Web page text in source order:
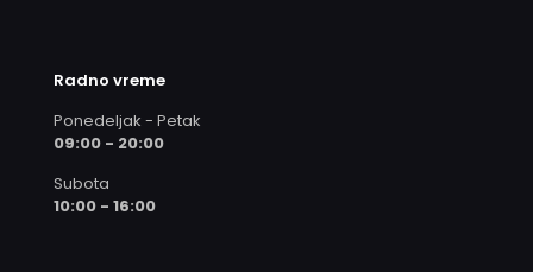
Radno vreme
Ponedeljak - Petak
09:00 - 20:00
Subota
10:00 - 16:00